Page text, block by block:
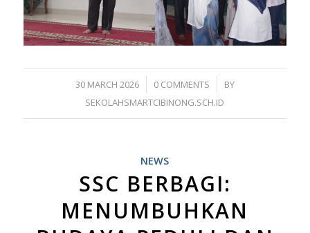
30 MARCH 2026
/ 0 COMMENTS
/
BY
SEKOLAHSMARTCIBINONG.SCH.ID
NEWS
SSC BERBAGI:
MENUMBUHKAN